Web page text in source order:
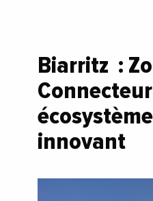
Biarritz :
innovant